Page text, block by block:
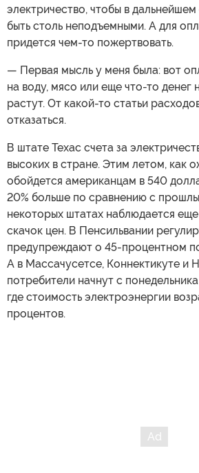
электричество, чтобы в
быть столь неподъемными. А для
придется чем-то пожертвовать.
— Первая мысль у меня была: вот
на воду, мясо или еще что-то денег
растут. От какой-то статьи
отказаться.
В штате Техас счета за
высоких в стране. Этим летом, как
обойдется американцам в 540
20% больше по сравнению с
некоторых штатах наблюдается
скачок цен. В Пенсильвании
предупреждают о 45-процентном
А в Массачусетсе, Коннектикуте и
потребители начнут с
где стоимость электроэнергии
процентов.